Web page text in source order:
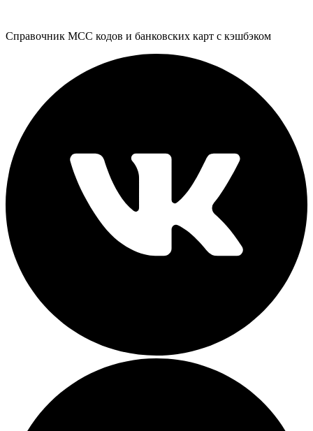
Справочник MCC кодов и банковских карт с кэшбэком